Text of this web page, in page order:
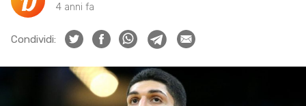
4 anni fa
Condividi: